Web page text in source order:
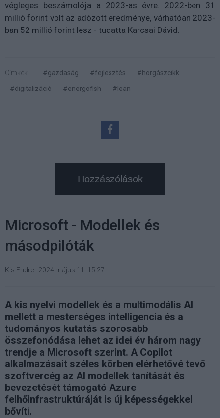
végleges beszámolója a 2023-as évre. 2022-ben 31
millió forint volt az adózott eredménye, várhatóan 2023-
ban 52 millió forint lesz - tudatta Karcsai Dávid.
Címkék: #gazdaság #fejlesztés
#horgászcikk
#digitalizáció
#energofish #lean
Hozzászólások
Microsoft - Modellek és
másodpilóták
Kis Endre 2024 május 11. 15:27
A kis nyelvi modellek és a multimodális AI
mellett a mesterséges intelligencia és a
tudományos kutatás szorosabb
összefonódása lehet az idei év három nagy
trendje a Microsoft szerint. A Copilot
alkalmazásait széles körben elérhetővé tevő
szoftvercég az AI modellek tanítását és
bevezetését támogató Azure
felhőinfrastruktúráját is új képességekkel
bővíti.